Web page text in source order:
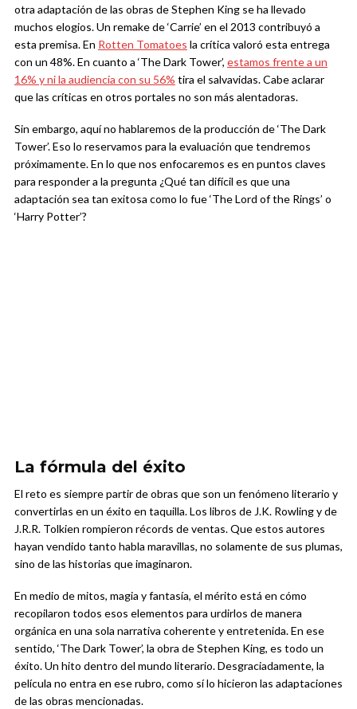
otra adaptación de las obras de Stephen King se ha llevado
muchos elogios. Un remake de ‘Carrie’ en el 2013 contribuyó a
esta premisa. En Rotten Tomatoes la crítica valoró esta entrega
con un 48%. En cuanto a ‘The Dark Tower’, estamos frente a un
16% y ni la audiencia con su 56% tira el salvavidas. Cabe aclarar
que las críticas en otros portales no son más alentadoras.
Sin embargo, aquí no hablaremos de la producción de ‘The Dark
Tower’. Eso lo reservamos para la evaluación que tendremos
próximamente. En lo que nos enfocaremos es en puntos claves
para responder a la pregunta ¿Qué tan difícil es que una
adaptación sea tan exitosa como lo fue ‘The Lord of the Rings’ o
‘Harry Potter’?
La fórmula del éxito
El reto es siempre partir de obras que son un fenómeno literario y
convertirlas en un éxito en taquilla. Los libros de J.K. Rowling y de
J.R.R. Tolkien rompieron récords de ventas. Que estos autores
hayan vendido tanto habla maravillas, no solamente de sus plumas,
sino de las historias que imaginaron.
En medio de mitos, magia y fantasía, el mérito está en cómo
recopilaron todos esos elementos para urdirlos de manera
orgánica en una sola narrativa coherente y entretenida. En ese
sentido, ‘The Dark Tower’, la obra de Stephen King, es todo un
éxito. Un hito dentro del mundo literario. Desgraciadamente, la
película no entra en ese rubro, como sí lo hicieron las adaptaciones
de las obras mencionadas.